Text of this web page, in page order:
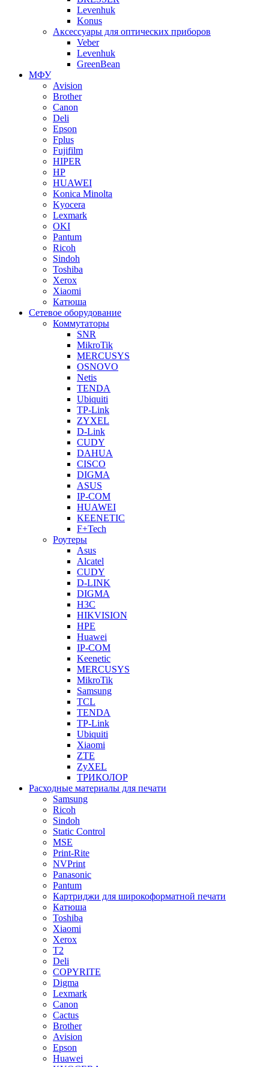
Levenhuk
Konus
Аксессуары для оптических приборов
Veber
Levenhuk
GreenBean
МФУ
Avision
Brother
Canon
Deli
Epson
Fplus
Fujifilm
HIPER
HP
HUAWEI
Konica Minolta
Kyocera
Lexmark
OKI
Pantum
Ricoh
Sindoh
Toshiba
Xerox
Xiaomi
Катюша
Сетевое оборудование
Коммутаторы
SNR
MikroTik
MERCUSYS
OSNOVO
Netis
TENDA
Ubiquiti
TP-Link
ZYXEL
D-Link
CUDY
DAHUA
CISCO
DIGMA
ASUS
IP-COM
HUAWEI
KEENETIC
F+Tech
Роутеры
Asus
Alcatel
CUDY
D-LINK
DIGMA
H3C
HIKVISION
HPE
Huawei
IP-COM
Keenetic
MERCUSYS
MikroTik
Samsung
TCL
TENDA
TP-Link
Ubiquiti
Xiaomi
ZTE
ZyXEL
ТРИКОЛОР
Расходные материалы для печати
Samsung
Ricoh
Sindoh
Static Control
MSE
Print-Rite
NVPrint
Panasonic
Pantum
Картриджи для широкоформатной печати
Катюша
Toshiba
Xiaomi
Xerox
T2
Deli
COPYRITE
Digma
Lexmark
Canon
Cactus
Brother
Avision
Epson
Huawei